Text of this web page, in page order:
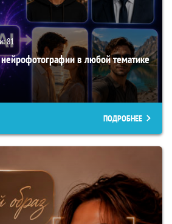
81
в любой тематике
ПОДРОБНЕЕ